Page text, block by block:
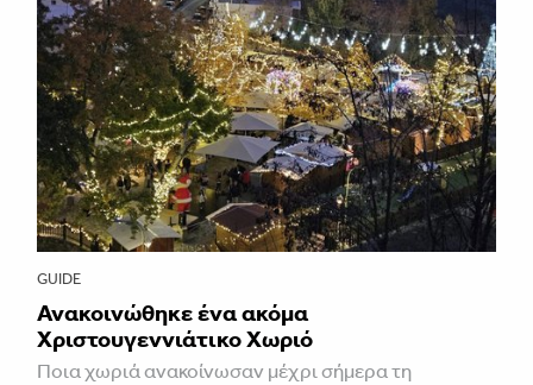
GUIDE
Ανακοινώθηκε ένα ακόμα
Χριστουγεννιάτικο Χωριό
Ποια χωριά ανακοίνωσαν μέχρι σήμερα τη